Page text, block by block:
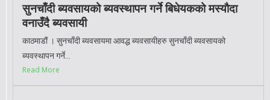
सुनचाँदी ब्यवसायको ब्यवस्थापन गर्ने बिधेयकको मस्यौदा
वनाउँदै ब्यवसायी
काठमाडौं । सुनचाँदी ब्यवसायमा आवद्ध ब्यवसायीहरु सुनचाँदी ब्यवसायको
ब्यवस्थापन गर्ने...
Read More